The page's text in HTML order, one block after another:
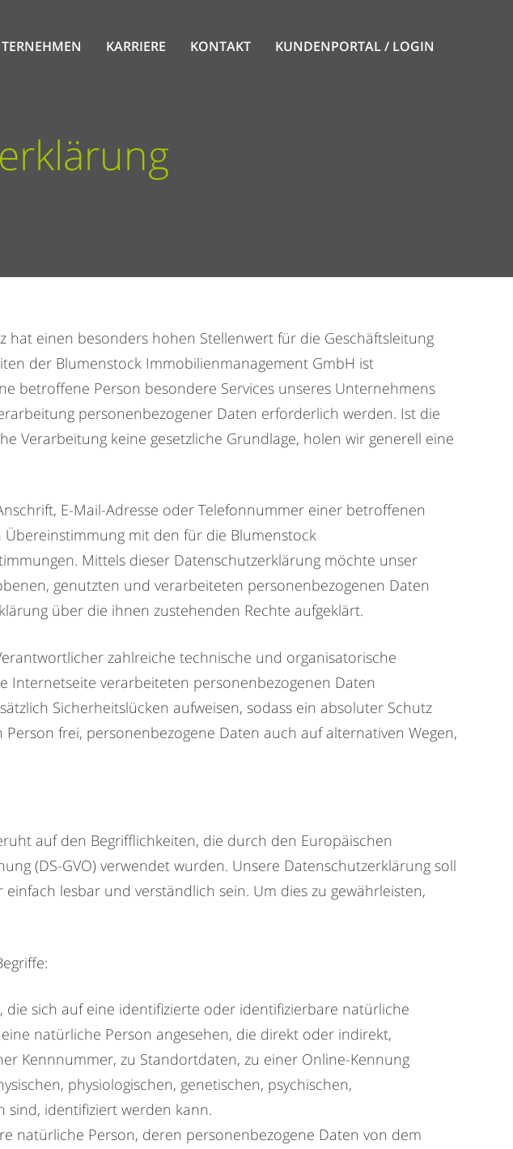
KARRIERE KONTAKT KUNDENPORTAL / LOGIN
einen besonders hohen Stellenwert für die Geschäftsleitung
der Blumenstock Immobilienmanagement GmbH ist
betroffene Person besondere Services unseres Unternehmens
personenbezogener Daten erforderlich werden. Ist die
Verarbeitung keine gesetzliche Grundlage, holen wir generell eine
E-Mail-Adresse oder Telefonnummer einer betroffenen
mit den für die Blumenstock
Mittels dieser Datenschutzerklärung möchte unser
genutzten und verarbeiteten personenbezogenen Daten
über die ihnen zustehenden Rechte aufgeklärt.
zahlreiche technische und organisatorische
Internetseite verarbeiteten personenbezogenen Daten
Sicherheitslücken aufweisen, sodass ein absoluter Schutz
frei, personenbezogene Daten auch auf alternativen Wegen,
auf den Begrifflichkeiten, die durch den Europäischen
(DS-GVO) verwendet wurden. Unsere Datenschutzerklärung soll
lesbar und verständlich sein. Um dies zu gewährleisten,
sich auf eine identifizierte oder identifizierbare natürliche
natürliche Person angesehen, die direkt oder indirekt,
Kennnummer, zu Standortdaten, zu einer Online-Kennung
physiologischen, genetischen, psychischen,
identifiziert werden kann.
natürliche Person, deren personenbezogene Daten von dem